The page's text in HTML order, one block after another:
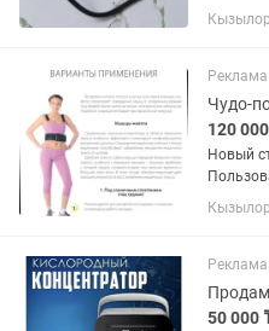
манжеты
для
Реклама
Чудо-
120
Новый
в
хорошо.
Реклама
50 000